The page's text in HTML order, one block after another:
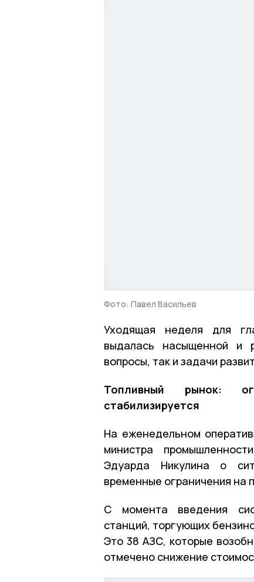
Фото: Павел Васильев
Уходящая неделя для
выдалась насыщенной и
вопросы, так и задачи
Топливный рынок:
стабилизируется
На еженедельном
министра
Эдуарда Никулина о
временные ограничения на
С момента введения
станций, торгующих
Это 38 АЗС, которые
отмечено снижение